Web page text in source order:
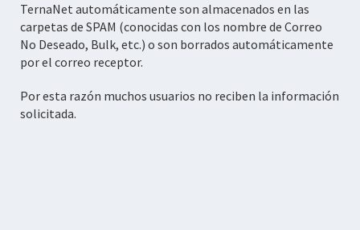
TernaNet automáticamente son almacenados en las
carpetas de SPAM (conocidas con los nombre de Correo
No Deseado, Bulk, etc.) o son borrados automáticamente
por el correo receptor.
Por esta razón muchos usuarios no reciben la información
solicitada.